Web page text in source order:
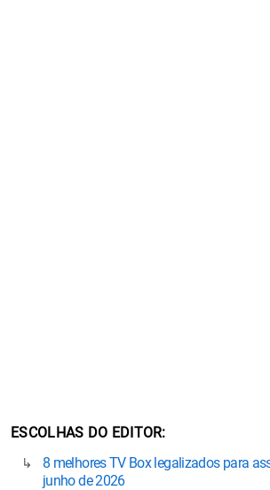
ESCOLHAS DO EDITOR
8 melhores TV Box legalizados para
junho de 2026